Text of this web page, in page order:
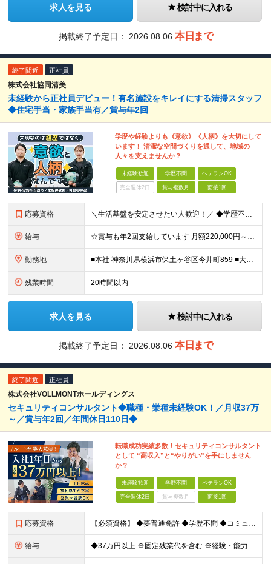
求人を見る 検討中に入れる
掲載終了予定日： 2026.08.06 本日まで
終了間近 正社員
株式会社協同清美
未経験から正社員デビュー！有名施設をキレイにする清掃スタッフ
◆住宅手当・家族手当有／賞与年2回
学歴や経験よりも《意欲》《人柄》を大切にして
います！ 清潔な空間づくりを通して、地域の
人々を支えませんか？
未経験歓迎 学歴不問 ベテランOK
完全週休2日 賞与複数月 面接1回
応募資格 ＼生活基盤を安定させたい人歓迎！／ ◆学歴不問 ◆未経験OK 「そろそろ安定した働き方をしたい」 「正社員として、生活の基盤を整えたい」 そんな想いをお持ちのフリーター・第二新卒の方を歓迎します◎
給与 ☆賞与も年2回支給しています 月額220,000円～＋賞与年2回 ※経験・年齢を考慮の上決定します ※残業代は別途全額支給します ※3ヶ月の試用期間あり ┗期間中の給与・雇用形態・その他の待遇は
勤務地 ■本社 神奈川県横浜市保土ヶ谷区今井町859 ■大阪支店 大阪府大東市三箇4-18-18 ※まずは本社に集合してから、それぞれの現場へ向かいます ※研修は本社にて行います。スキルを身に付けた後は、
残業時間 20時間以内
求人を見る 検討中に入れる
掲載終了予定日： 2026.08.06 本日まで
終了間近 正社員
株式会社VOLLMONTホールディングス
セキュリティコンサルタント◆職種・業種未経験OK！／月収37万
～／賞与年2回／年間休日110日◆
転職成功実績多数！セキュリティコンサルタント
として “高収入”と“やりがい”を手にしません
か？
未経験歓迎 学歴不問 ベテランOK
完全週休2日 賞与複数月 面接1回
応募資格 【必須資格】 ◆要普通免許 ◆学歴不問 ◆コミュニケーション能力に自信のある方 ⇒お客様との関係をより良いものにしてください◎ ◆計画性を持って積極的に行動できる方 ⇒先のことを考えてお客様
給与 ◆37万円以上 ※固定残業代を含む ※経験・能力を考慮 ※決算賞与あり 【固定残業代】14万円/45時間 ※固定残業代は残業がない場合も支給し、超過分は別途支給する ※超過分は別途全額支給 ・一律手